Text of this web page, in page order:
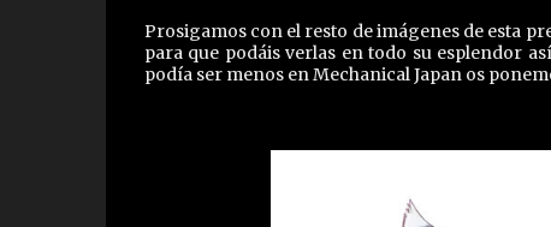
Prosigamos con el resto de imágenes de esta
para que podáis verlas en todo su esplendor
podía ser menos en Mechanical Japan os